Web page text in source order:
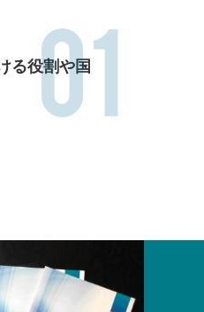
る役割や国
01